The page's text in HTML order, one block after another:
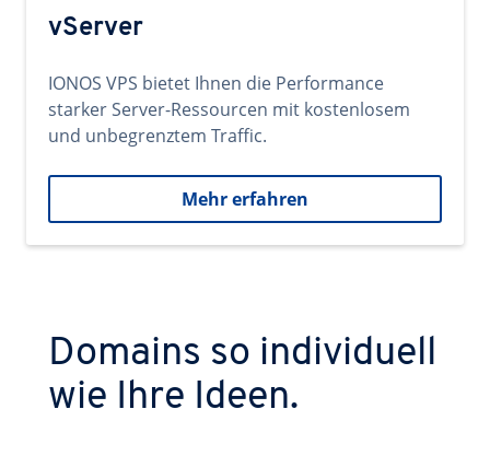
vServer
IONOS VPS bietet Ihnen die Performance
starker Server-Ressourcen mit kostenlosem
und unbegrenztem Traffic.
Mehr erfahren
Domains so individuell
wie Ihre Ideen.